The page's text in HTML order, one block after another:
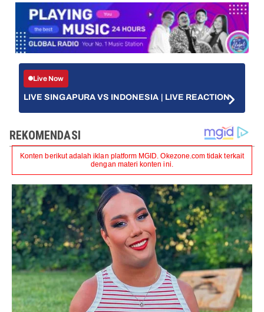
Live Now
LIVE SINGAPURA VS INDONESIA | LIVE REACTION